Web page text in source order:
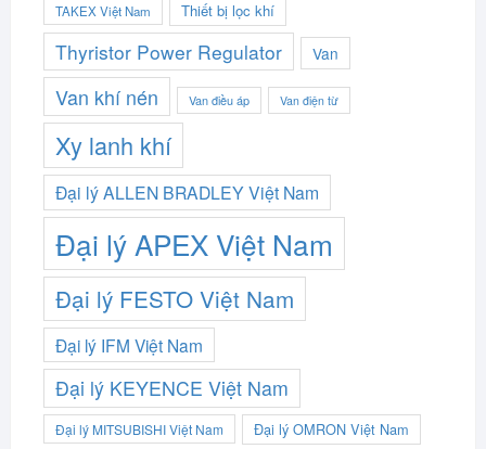
TAKEX Việt Nam Thiết bị lọc khí
Thyristor Power Regulator Van
Van khí nén Van điều áp Van điện từ
Xy lanh khí
Đại lý ALLEN BRADLEY Việt Nam
Đại lý APEX Việt Nam
Đại lý FESTO Việt Nam
Đại lý IFM Việt Nam
Đại lý KEYENCE Việt Nam
Đại lý MITSUBISHI Việt Nam Đại lý OMRON Việt Nam